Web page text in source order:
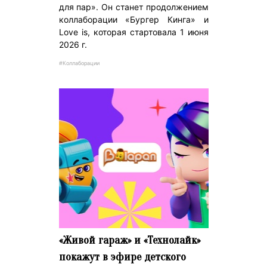
для пар». Он станет продолжением
коллаборации «Бургер Кинга» и
Love is, которая стартовала 1 июня
2026 г.
#Коллаборации
«Живой гараж» и «Технолайк»
покажут в эфире детского